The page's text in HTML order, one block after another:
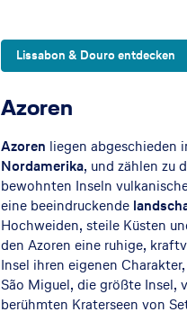
Lissabon & Douro entdecken
Azoren
Azoren liegen abgeschieden
Nordamerika, und zählen zu
bewohnten Inseln
eine beeindruckende
Hochweiden, steile Küsten
den Azoren eine ruhige,
Insel ihren eigenen
São Miguel, die größte Insel,
berühmten Kraterseen von